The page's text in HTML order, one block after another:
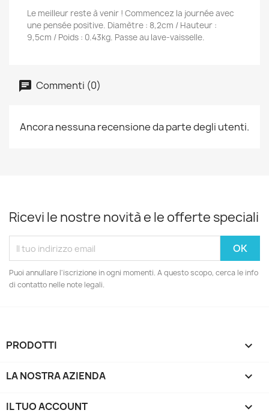
Le meilleur reste à venir ! Commencez la journée avec
une pensée positive. Diamètre : 8,2cm / Hauteur :
9,5cm / Poids : 0.43kg. Passe au lave-vaisselle.
Commenti (0)
Ancora nessuna recensione da parte degli utenti.
Ricevi le nostre novità e le offerte speciali
Puoi annullare l'iscrizione in ogni momenti. A questo scopo, cerca le info
di contatto nelle note legali.
PRODOTTI 
LA NOSTRA AZIENDA 
IL TUO ACCOUNT 